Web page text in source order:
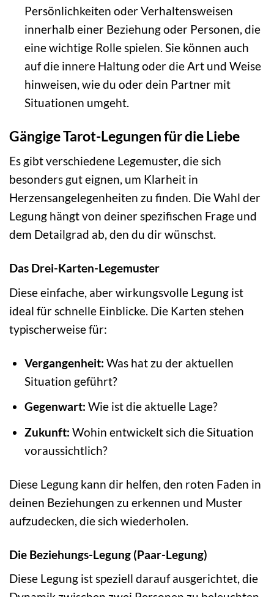
Persönlichkeiten oder Verhaltensweisen
innerhalb einer Beziehung oder Personen, die
eine wichtige Rolle spielen. Sie können auch
auf die innere Haltung oder die Art und Weise
hinweisen, wie du oder dein Partner mit
Situationen umgeht.
Gängige Tarot-Legungen für die Liebe
Es gibt verschiedene Legemuster, die sich
besonders gut eignen, um Klarheit in
Herzensangelegenheiten zu finden. Die Wahl der
Legung hängt von deiner spezifischen Frage und
dem Detailgrad ab, den du dir wünschst.
Das Drei-Karten-Legemuster
Diese einfache, aber wirkungsvolle Legung ist
ideal für schnelle Einblicke. Die Karten stehen
typischerweise für:
Vergangenheit: Was hat zu der aktuellen
Situation geführt?
Gegenwart: Wie ist die aktuelle Lage?
Zukunft: Wohin entwickelt sich die Situation
voraussichtlich?
Diese Legung kann dir helfen, den roten Faden in
deinen Beziehungen zu erkennen und Muster
aufzudecken, die sich wiederholen.
Die Beziehungs-Legung (Paar-Legung)
Diese Legung ist speziell darauf ausgerichtet, die